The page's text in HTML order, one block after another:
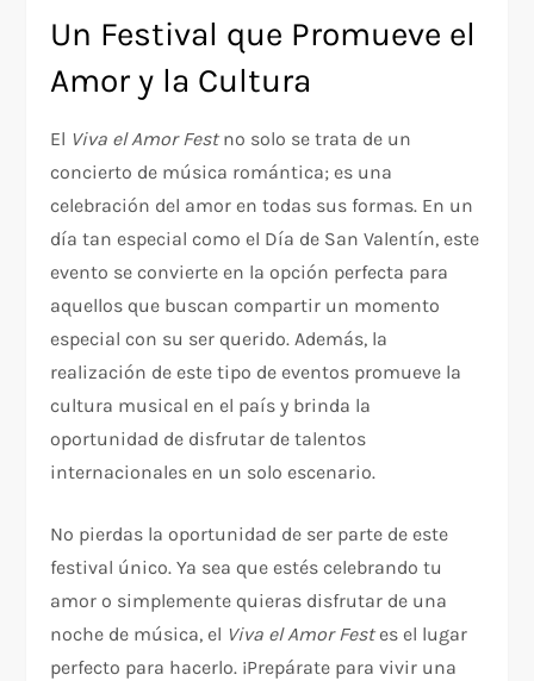
Un Festival que Promueve el
Amor y la Cultura
El Viva el Amor Festno solo se trata de un
concierto de música romántica; es una
celebración del amor en todas sus formas. En un
día tan especial como el Día de San Valentín, este
evento se convierte en la opción perfecta para
aquellos que buscan compartir un momento
especial con su ser querido. Además, la
realización de este tipo de eventos promueve la
cultura musical en el país y brinda la
oportunidad de disfrutar de talentos
internacionales en un solo escenario.
No pierdas la oportunidad de ser parte de este
festival único. Ya sea que estés celebrando tu
amor o simplemente quieras disfrutar de una
noche de música, el Viva el Amor Festes el lugar
perfecto para hacerlo. ¡Prepárate para vivir una